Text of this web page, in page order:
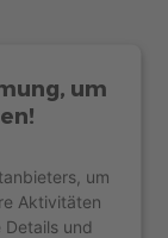
um
um
Aktivitäten
Details und